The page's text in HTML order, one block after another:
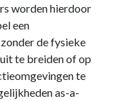
worden hierdoor
een
de fysieke
te breiden of op
te
as-a-